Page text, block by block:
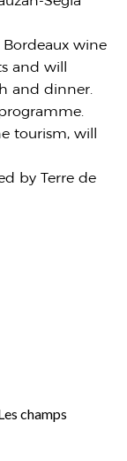
wine
and will
and dinner.
tourism, will
by Terre de
champs